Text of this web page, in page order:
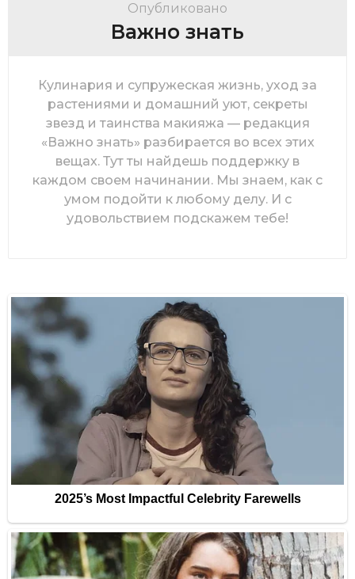
Опубликовано
Важно знать
Кулинария и супружеская жизнь, уход за
растениями и домашний уют, секреты
звезд и таинства макияжа — редакция
«Важно знать» разбирается во всех этих
вещах. Тут ты найдешь поддержку в
каждом своем начинании. Мы знаем, как с
умом подойти к любому делу. И с
удовольствием подскажем тебе!